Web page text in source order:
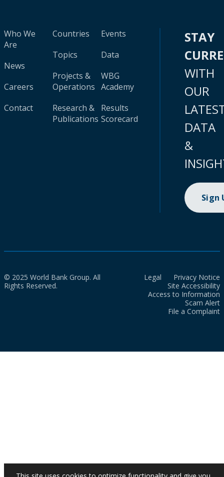
Who We
Are
News
Careers
Contact
Countries
Topics
Projects &
Operations
Research &
Publications
Events
Data
WBG
Academy
Results
Scorecard
STAY
WITH
OUR
DATA
&
Sign
© 2025 World Bank Group. All
Rights Reserved.
Legal
Privacy Notice
Site Accessibility
Access to Information
Scam Alert
File a Complaint